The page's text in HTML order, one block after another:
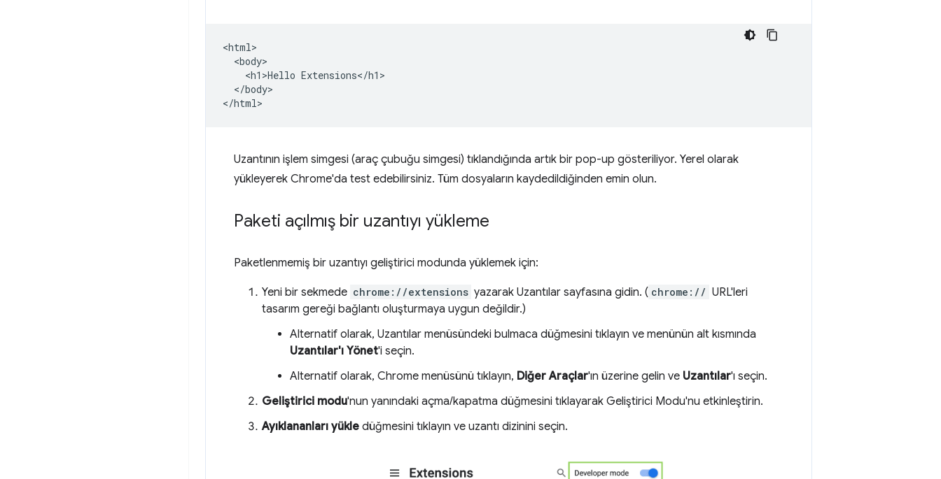
<html>
  <body>
    <h1>Hello Extensions</h1>
  </body>
Uzantının işlem simgesi (araç çubuğu simgesi) tıklandığında artık bir pop-up gösteriliyor. Yerel olarak
yükleyerek Chrome'da test edebilirsiniz. Tüm dosyaların kaydedildiğinden emin olun.
Paketi açılmış bir uzantıyı yükleme
Paketlenmemiş bir uzantıyı geliştirici modunda yüklemek için:
Yeni bir sekmede chrome://extensions yazarak Uzantılar sayfasına gidin. ( chrome:// URL'leri
tasarım gereği bağlantı oluşturmaya uygun değildir.)
Alternatif olarak, Uzantılar menüsündeki bulmaca düğmesini tıklayın ve menünün alt kısmında
Uzantılar'ı Yönet'i seçin.
Alternatif olarak, Chrome menüsünü tıklayın, Diğer Araçlar'ın üzerine gelin ve Uzantılar'ı seçin.
Geliştirici modu'nun yanındaki açma/kapatma düğmesini tıklayarak Geliştirici Modu'nu etkinleştirin.
Ayıklananları yükle düğmesini tıklayın ve uzantı dizinini seçin.